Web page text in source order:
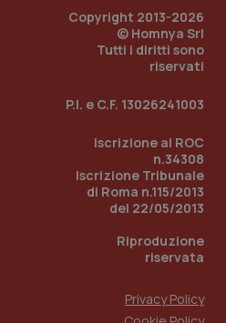
Copyright 2013-2026
© Homnya Srl
Tutti i diritti sono
riservati
P.I. e C.F. 13026241003
Iscrizione al ROC
n.34308
Iscrizione Tribunale
di Roma n.115/2013
del 22/05/2013
Riproduzione
riservata
Privacy Policy
PHP.net
www.quotidianosanita.it